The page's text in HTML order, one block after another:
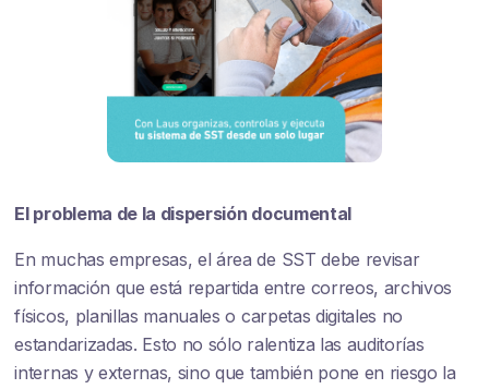
El problema de la dispersión documental
En muchas empresas, el área de SST debe revisar
información que está repartida entre correos, archivos
físicos, planillas manuales o carpetas digitales no
estandarizadas. Esto no sólo ralentiza las auditorías
internas y externas, sino que también pone en riesgo la